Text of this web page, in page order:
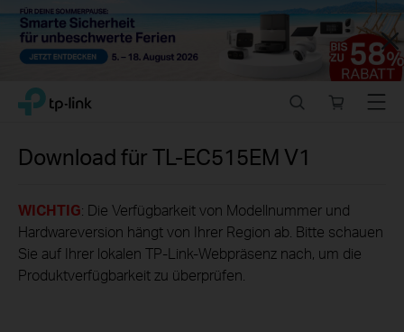
Close
Click
navigation
TP-Link, Reliably Smart
store
Menu
Download fürTL-EC515EM V1
WICHTIG: Die Verfügbarkeit von Modellnummer und
Hardwareversion hängt von Ihrer Region ab. Bitte schauen
Sie auf Ihrer lokalen TP-Link-Webpräsenz nach, um die
Produktverfügbarkeit zu überprüfen.